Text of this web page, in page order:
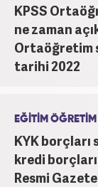
KPSS
ne zaman
Ortaöğretim
tarihi 2022
EĞİTİM ÖĞRETİM
KYK borçları
kredi
Resmi